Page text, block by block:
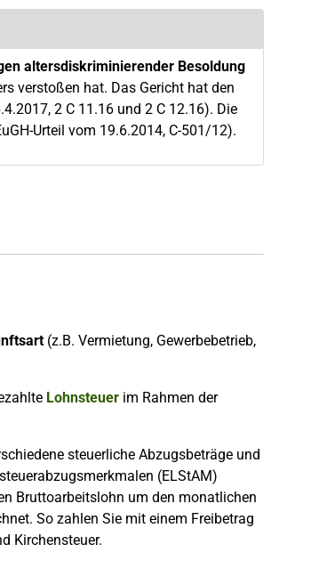
altersdiskriminierender Besoldung
verstoßen hat. Das Gericht hat den
2 C 11.16 und 2 C 12.16). Die
Urteil vom 19.6.2014, C-501/12).
(z.B. Vermietung, Gewerbebetrieb,
Lohnsteuer im Rahmen der
steuerliche Abzugsbeträge und
(ELStAM)
Bruttoarbeitslohn um den monatlichen
So zahlen Sie mit einem Freibetrag
Kirchensteuer.